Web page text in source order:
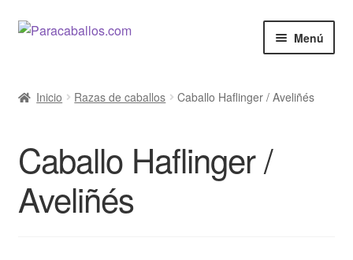
Ir
navegación
Ir
Menú
Salud
Razas de Caballos
Inicio Razas de caballos Caballo Haflinger / Aveliñés
Caballo Haflinger /
Aveliñés